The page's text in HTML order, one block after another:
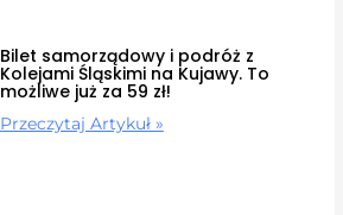
Bilet samorządowy i podróż z
Kolejami Śląskimi na Kujawy. To
możliwe już za 59 zł!
Przeczytaj Artykuł »